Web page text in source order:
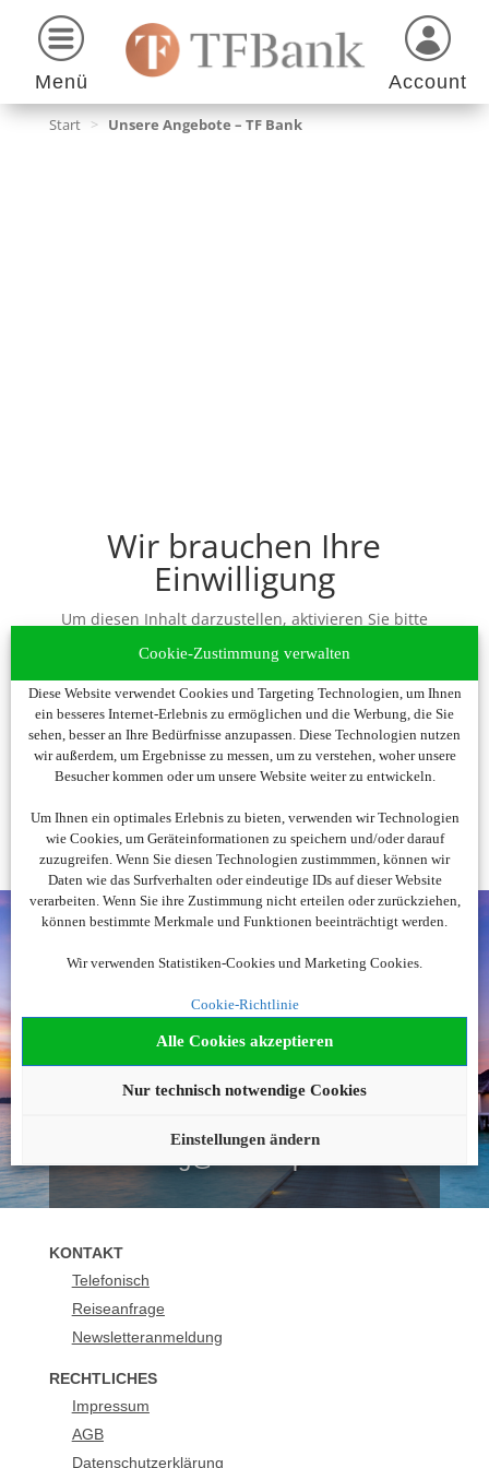
Cookie-Zustimmung verwalten
Diese Website verwendet Cookies und Targeting Technologien, um Ihnen
ein besseres Internet-Erlebnis zu ermöglichen und die Werbung, die Sie
sehen, besser an Ihre Bedürfnisse anzupassen. Diese Technologien nutzen
wir außerdem, um Ergebnisse zu messen, um zu verstehen, woher unsere
Besucher kommen oder um unsere Website weiter zu entwickeln.
Um Ihnen ein optimales Erlebnis zu bieten, verwenden wir Technologien
wie Cookies, um Geräteinformationen zu speichern und/oder darauf
zuzugreifen. Wenn Sie diesen Technologien zustimmmen, können wir
Daten wie das Surfverhalten oder eindeutige IDs auf dieser Website
verarbeiten. Wenn Sie ihre Zustimmung nicht erteilen oder zurückziehen,
können bestimmte Merkmale und Funktionen beeinträchtigt werden.
Wir verwenden Statistiken-Cookies und Marketing Cookies.
Cookie-Richtlinie
Alle Cookies akzeptieren
Nur technisch notwendige Cookies
Einstellungen ändern
Menü Account
Start > Unsere Angebote – TF Bank
Wir brauchen Ihre
Einwilligung
Um diesen Inhalt darzustellen, aktivieren Sie bitte
die Cookies. Es werden ggf. personenbezogene
Daten verarbeitet.
Cookies akzeptieren
Noch nicht fündig
geworden?
Wir beraten Sie gerne!
buchung@urlaubsplus.com
KONTAKT
Telefonisch
Reiseanfrage
Newsletteranmeldung
RECHTLICHES
Impressum
AGB
Datenschutzerklärung